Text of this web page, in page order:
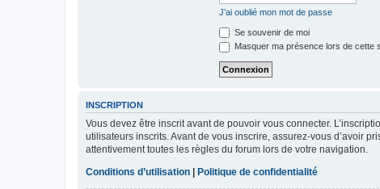
J’ai oublié mon mot de passe
Se souvenir de moi
Masquer ma présence lors de cette
INSCRIPTION
Vous devez être inscrit avant de pouvoir vous connecter.
utilisateurs inscrits. Avant de vous inscrire, assurez-vous d’avoir
attentivement toutes les règles du forum lors de votre navigation.
Conditions d’utilisation
Politique de confidentialité